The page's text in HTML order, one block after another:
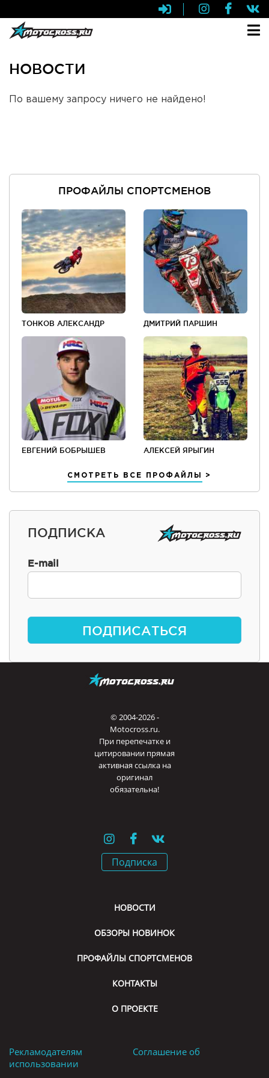
НОВОСТИ
По вашему запросу ничего не найдено!
ПРОФАЙЛЫ СПОРТСМЕНОВ
ТОНКОВ АЛЕКСАНДР ДМИТРИЙ ПАРШИН
ЕВГЕНИЙ БОБРЫШЕВ АЛЕКСЕЙ ЯРЫГИН
СМОТРЕТЬ ВСЕ ПРОФАЙЛЫ
ПОДПИСКА
E-mail
ПОДПИСАТЬСЯ
© 2004-2026 -
Motocross.ru.
При перепечатке и
цитировании прямая
активная ссылка на
оригинал
обязательна!
Подписка
НОВОСТИ
ОБЗОРЫ НОВИНОК
ПРОФАЙЛЫ СПОРТСМЕНОВ
КОНТАКТЫ
О ПРОЕКТЕ
Рекламодателям
Соглашение об
использовании